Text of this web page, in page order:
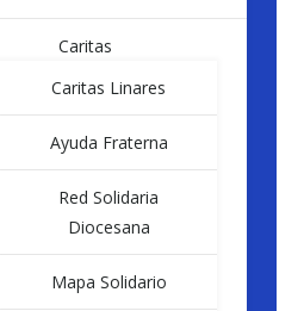
Caritas
Caritas Linares
Ayuda Fraterna
Red Solidaria
Diocesana
Mapa Solidario